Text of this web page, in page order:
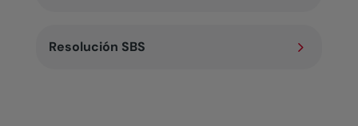
Resolución SBS 5